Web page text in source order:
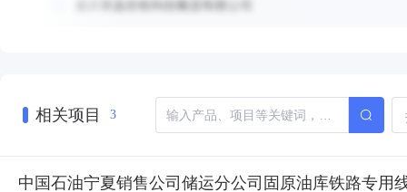
相关项目 3
中国石油宁夏销售公司储运分公司固原油库铁路专用